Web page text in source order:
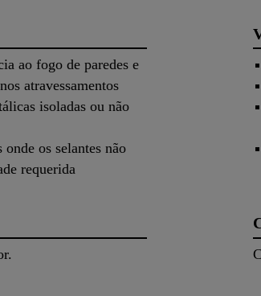
ao fogo de paredes e
atravessamentos
isoladas ou não
onde os selantes não
requerida